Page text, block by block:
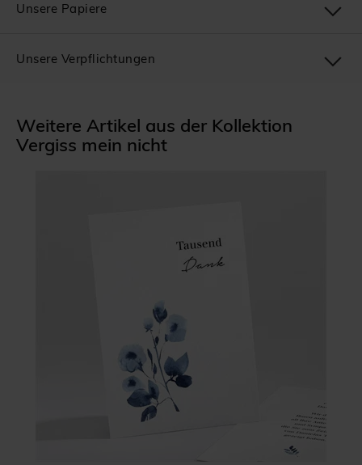
Weitere Artikel aus der Kollektion
Vergiss mein nicht
Unsere Papiere
Unsere Verpflichtungen